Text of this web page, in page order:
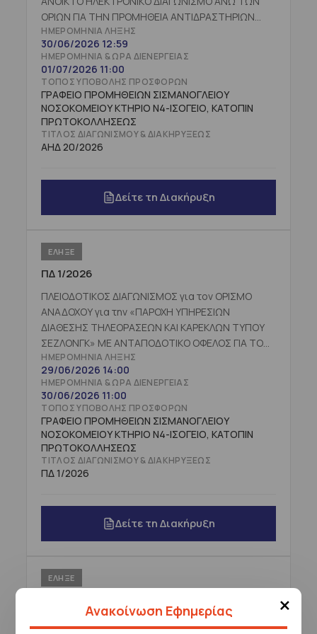
×
Ανακοίνωση Εφημερίας
ΟΡΙΩΝ ΓΙΑ ΤΗΝ ΠΡΟΜΗΘΕΙΑ ΑΝΤΙΔΡΑΣΤΗΡΙΩΝ
ΜΙΚΡΟΒΙΟΛΟΓΙΚΩΝ ΕΞΕΤΑΣΕΩΝ ΑΝΕΥ ΣΥΝΟΔΟΥ
ΕΞΟΠΛΙΣΜΟΥ» (CPV:33696500-0)
προϋπολογισθείσας δαπάνης 626.858,32€ πλέον
ΦΠΑ, για χρονικό διάστημα δύο (2) ετών, με
επιπλέον δικαίωμα προαίρεσης ενός(1) έτους
προϋπολογισθείσας δαπάνης 313.429,16€ πλέον
ΦΠΑ ΜΕ ΚΡΙΤΗΡΙΟ ΚΑΤΑΚΥΡΩΣΗΣ ΤΗΝ ΠΛΕOΝ
ΣΥΜΦΕΡΟΥΣΑ ΑΠΟ ΟΙΚΟΝΟΜΙΚΗ ΑΠΟΨΗ ΒΑΣΕΙ
ΗΜΕΡΟΜΗΝΊΑ ΛΉΞΗΣ
30/06/2026 12:59
ΗΜΕΡΟΜΗΝΊΑ & ΏΡΑ ΔΙΕΝΈΡΓΕΙΑΣ
01/07/2026 11:00
ΤΌΠΟΣ ΥΠΟΒΟΛΉΣ ΠΡΟΣΦΟΡΏΝ
ΓΡΑΦΕΙΟ ΠΡΟΜΗΘΕΙΩΝ ΣΙΣΜΑΝΟΓΛΕΙΟΥ
ΝΟΣΟΚΟΜΕΙΟΥ ΚΤΗΡΙΟ Ν4-ΙΣΟΓΕΙΟ, ΚΑΤΟΠΙΝ
ΠΡΩΤΟΚΟΛΛΗΣΕΩΣ
ΤΊΤΛΟΣ ΔΙΑΓΩΝΙΣΜΟΎ & ΔΙΑΚΗΡΎΞΕΩΣ
ΑΗΔ 20/2026
Δείτε τη Διακήρυξη
ΕΛΗΞΕ
ΠΔ 1/2026
ΠΛΕΙΟΔΟΤΙΚΟΣ ΔΙΑΓΩΝΙΣΜΟΣ για τον ΟΡΙΣΜΟ
ΑΝΑΔΟΧΟΥ για την «ΠΑΡΟΧΗ ΥΠΗΡΕΣΙΩΝ
ΔΙΑΘΕΣΗΣ ΤΗΛΕΟΡΑΣΕΩΝ ΚΑΙ ΚΑΡΕΚΛΩΝ ΤΥΠΟΥ
ΣΕΖΛΟΝΓΚ» ΜΕ ΑΝΤΑΠΟΔΟΤΙΚΟ ΟΦΕΛΟΣ ΓΙΑ ΤΟ
ΝΟΣΟΚΟΜΕΙΟ, ΜΕ ΚΡΙΤΗΡΙΟ ΚΑΤΑΚΥΡΩΣΗΣ ΤΗΝ
ΥΨΗΛΟΤΕΡΗ ΑΠΟ ΟΙΚΟΝΟΜΙΚΗΣ ΑΠΟΨΗΣ ΒΑΣΕΙ
ΤΙΜΗΣ ΠΡΟΣΦΟΡΑ, για χρονική διάρκεια δύο (2)
ετών, με δυνατότητα παράτασης για ένα (1)
επιπλέον έτος
ΗΜΕΡΟΜΗΝΊΑ ΛΉΞΗΣ
29/06/2026 14:00
ΗΜΕΡΟΜΗΝΊΑ & ΏΡΑ ΔΙΕΝΈΡΓΕΙΑΣ
30/06/2026 11:00
ΤΌΠΟΣ ΥΠΟΒΟΛΉΣ ΠΡΟΣΦΟΡΏΝ
ΓΡΑΦΕΙΟ ΠΡΟΜΗΘΕΙΩΝ ΣΙΣΜΑΝΟΓΛΕΙΟΥ
ΝΟΣΟΚΟΜΕΙΟΥ ΚΤΗΡΙΟ Ν4-ΙΣΟΓΕΙΟ, ΚΑΤΟΠΙΝ
ΠΡΩΤΟΚΟΛΛΗΣΕΩΣ
ΤΊΤΛΟΣ ΔΙΑΓΩΝΙΣΜΟΎ & ΔΙΑΚΗΡΎΞΕΩΣ
ΠΔ 1/2026
Δείτε τη Διακήρυξη
ΕΛΗΞΕ
ΠΡΟΚΗΡΥΞΗ ΔΙΑΚΗΡΥΞΗΣ ΑΝΟΙΧΤΟΥ